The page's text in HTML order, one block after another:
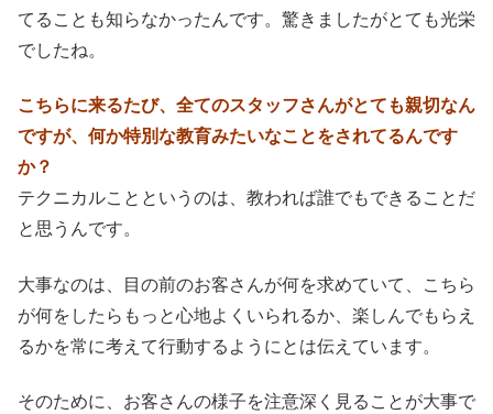
てることも知らなかったんです。驚きましたがとても光栄
でしたね。
こちらに来るたび、全てのスタッフさんがとても親切なん
ですが、何か特別な教育みたいなことをされてるんです
か？
テクニカルことというのは、教われば誰でもできることだ
と思うんです。
大事なのは、目の前のお客さんが何を求めていて、こちら
が何をしたらもっと心地よくいられるか、楽しんでもらえ
るかを常に考えて行動するようにとは伝えています。
そのために、お客さんの様子を注意深く見ることが大事で